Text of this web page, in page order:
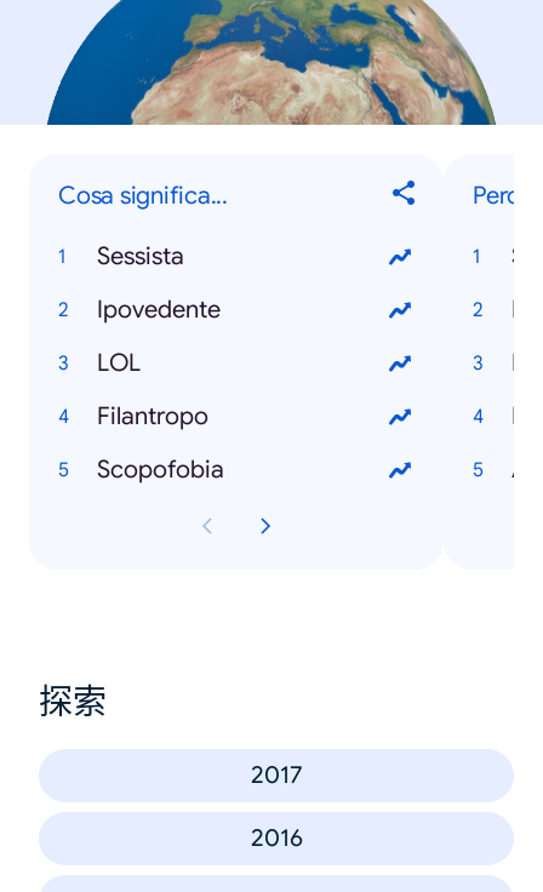
Cosa significa...
Sessista
Ipovedente
LOL
Filantropo
Scopofobia
Si
探索
2017
2016